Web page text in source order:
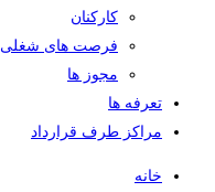
کارکنان
فرصت های شغلی
مجوز ها
تعرفه ها
مراکز طرف قرارداد
خانه